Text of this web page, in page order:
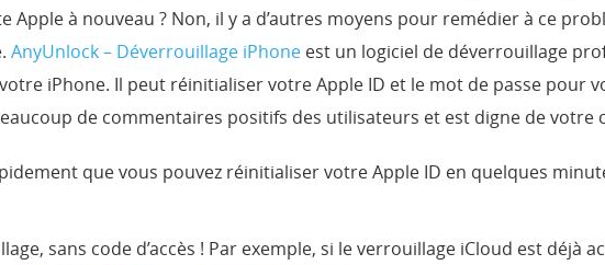
à nouveau ? Non, il y a d’autres moyens pour remédier à ce
AnyUnlock – Déverrouillage iPhone est un logiciel de déverrouillage
iPhone. Il peut réinitialiser votre Apple ID et le mot de passe pour
de commentaires positifs des utilisateurs et est digne de votre
que vous pouvez réinitialiser votre Apple ID en quelques
sans code d’accès ! Par exemple, si le verrouillage iCloud est déjà